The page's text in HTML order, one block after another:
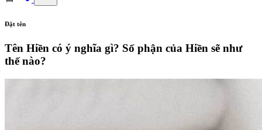
Đặt tên
Tên Hiền có ý nghĩa gì? Số phận của Hiền sẽ như
thế nào?